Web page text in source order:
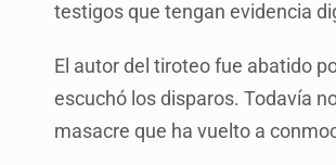
testigos que tengan evidencia
El autor del tiroteo fue abatido
escuchó los disparos. Todavía
masacre que ha vuelto a